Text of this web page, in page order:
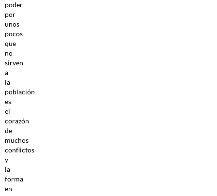
poder
por
unos
pocos
que
no
sirven
a
la
población
es
el
corazón
de
muchos
conflictos
y
la
forma
en